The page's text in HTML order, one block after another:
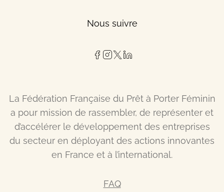
Nous suivre
La Fédération Française du Prêt à Porter Féminin
a pour mission de rassembler, de représenter et
d’accélérer le développement des entreprises
du secteur en déployant des actions innovantes
en France et à l’international.
FAQ